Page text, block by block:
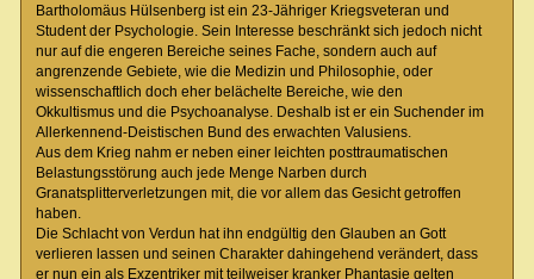
Bartholomäus Hülsenberg ist ein 23-Jähriger Kriegsveteran und
Student der Psychologie. Sein Interesse beschränkt sich jedoch nicht
nur auf die engeren Bereiche seines Fache, sondern auch auf
angrenzende Gebiete, wie die Medizin und Philosophie, oder
wissenschaftlich doch eher belächelte Bereiche, wie den
Okkultismus und die Psychoanalyse. Deshalb ist er ein Suchender im
Allerkennend-Deistischen Bund des erwachten Valusiens.
Aus dem Krieg nahm er neben einer leichten posttraumatischen
Belastungsstörung auch jede Menge Narben durch
Granatsplitterverletzungen mit, die vor allem das Gesicht getroffen
haben.
Die Schlacht von Verdun hat ihn endgültig den Glauben an Gott
verlieren lassen und seinen Charakter dahingehend verändert, dass
er nun ein als Exzentriker mit teilweiser kranker Phantasie gelten